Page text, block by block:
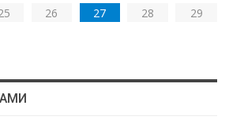
26 27 28
29